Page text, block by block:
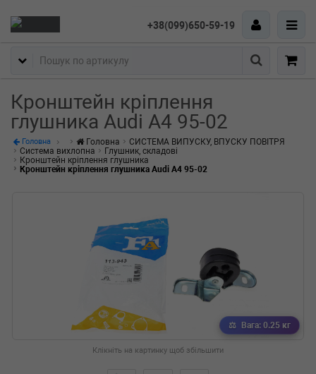
+38(099)650-59-19
Пошук
Кронштейн кріплення
глушника Audi A4 95-02
Головна Головна
СИСТЕМА ВИПУСКУ, ВПУСКУ ПОВІТРЯ
Система вихлопна
Глушник, складові
Кронштейн кріплення глушника
Кронштейн кріплення глушника Audi A4 95-02
Вага: 0.25 кг
Клікніть на картинку щоб збільшити